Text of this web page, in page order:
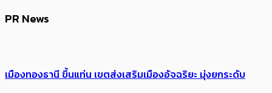
PR News
เมืองทองธานี ขึ้นแท่น เขตส่งเสริมเมืองอัจฉริยะ มุ่งยกระดับ